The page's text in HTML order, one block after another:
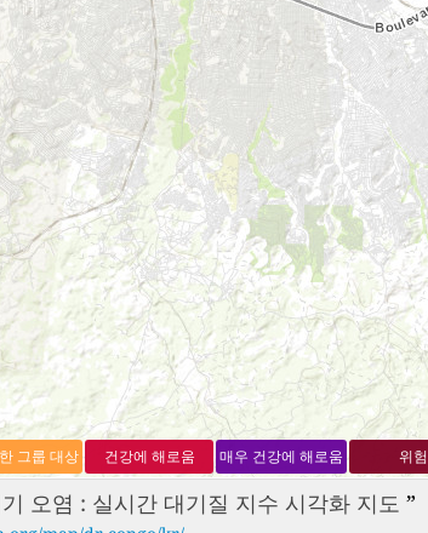
그룹 대상 건강에 해로움 매우 건강에 해로움 위험
오염 : 실시간 대기질 지수 시각화 지도 ”